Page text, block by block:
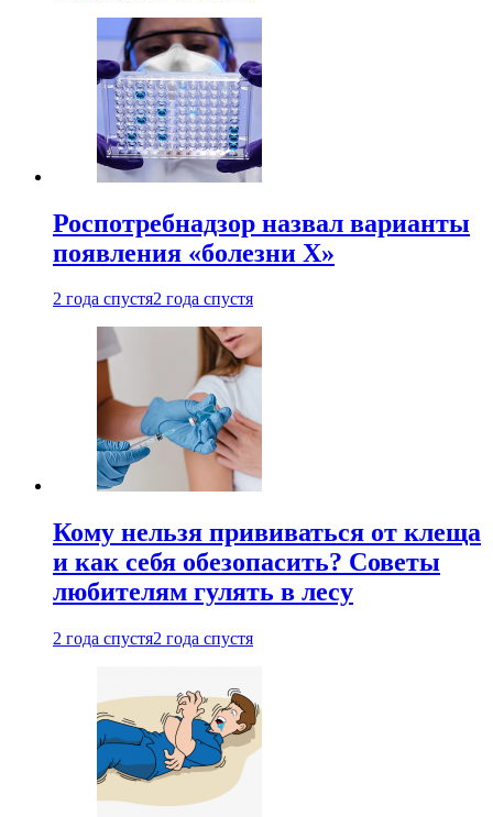
Роспотребнадзор назвал варианты
появления «болезни Х»
2 года спустя2 года спустя
Кому нельзя прививаться от клеща
и как себя обезопасить? Советы
любителям гулять в лесу
2 года спустя2 года спустя